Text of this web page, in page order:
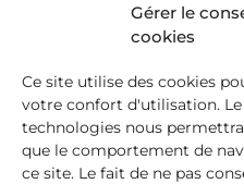
Gérer le
cookies
Ce site utilise des cookies
votre confort d'utilisation.
technologies nous
que le comportement de
ce site. Le fait de ne pas
A
Site officiel de la
Marche et Combraille en